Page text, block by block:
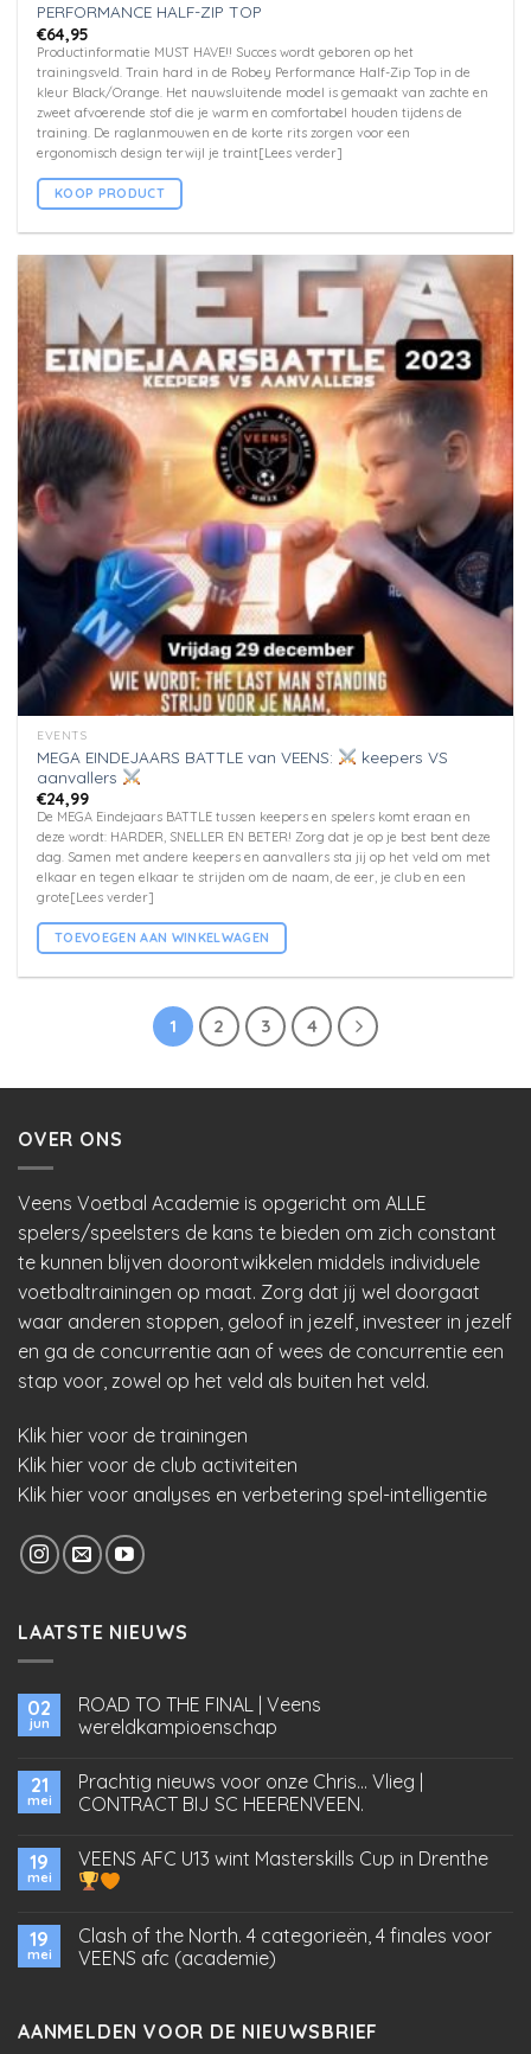
PERFORMANCE HALF-ZIP TOP
€64,95
Productinformatie MUST HAVE!! Succes wordt geboren op het
trainingsveld. Train hard in de Robey Performance Half-Zip Top in de
kleur Black/Orange. Het nauwsluitende model is gemaakt van zachte en
zweet afvoerende stof die je warm en comfortabel houden tijdens de
training. De raglanmouwen en de korte rits zorgen voor een
ergonomisch design terwijl je traint[Lees verder]
KOOP PRODUCT
EVENTS
MEGA EINDEJAARS BATTLE van VEENS:
keepers VS
aanvallers
€24,99
De MEGA Eindejaars BATTLE tussen keepers en spelers komt eraan en
deze wordt: HARDER, SNELLER EN BETER! Zorg dat je op je best bent deze
dag. Samen met andere keepers en aanvallers sta jij op het veld om met
elkaar en tegen elkaar te strijden om de naam, de eer, je club en een
grote[Lees verder]
TOEVOEGEN AAN WINKELWAGEN
1 2 3 4
OVER ONS
Veens Voetbal Academie is opgericht om ALLE
spelers/speelsters de kans te bieden om zich constant
te kunnen blijven doorontwikkelen middels individuele
voetbaltrainingen op maat. Zorg dat jij wel doorgaat
waar anderen stoppen, geloof in jezelf, investeer in jezelf
en ga de concurrentie aan of wees de concurrentie een
stap voor, zowel op het veld als buiten het veld.
Klik hier voor de trainingen
Klik hier voor de club activiteiten
Klik hier voor analyses en verbetering spel-intelligentie
LAATSTE NIEUWS
02
jun
ROAD TO THE FINAL | Veens
wereldkampioenschap
21
mei
Prachtig nieuws voor onze Chris… Vlieg |
CONTRACT BIJ SC HEERENVEEN.
19
mei
VEENS AFC U13 wint Masterskills Cup in Drenthe
19
mei
Clash of the North. 4 categorieën, 4 finales voor
VEENS afc (academie)
AANMELDEN VOOR DE NIEUWSBRIEF